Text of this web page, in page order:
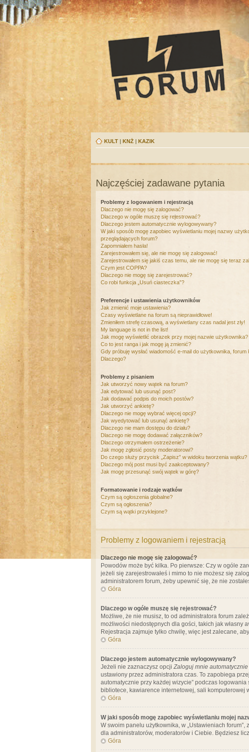
KULT | KNŻ | KAZIK
Najczęściej zadawane pytania
Problemy z logowaniem i rejestracją
Dlaczego nie mogę się zalogować?
Dlaczego w ogóle muszę się rejestrować?
Dlaczego jestem automatycznie wylogowywany?
W jaki sposób mogę zapobiec wyświetlaniu mojej nazwy
przeglądających forum?
Zapomniałem hasła!
Zarejestrowałem się, ale nie mogę się zalogować!
Zarejestrowałem się jakiś czas temu, ale nie mogę się teraz
Czym jest COPPA?
Dlaczego nie mogę się zarejestrować?
Co robi funkcja „Usuń ciasteczka”?
Preferencje i ustawienia użytkowników
Jak zmienić moje ustawienia?
Czasy wyświetlane na forum są nieprawidłowe!
Zmieniłem strefę czasową, a wyświetlany czas nadal jest zły!
My language is not in the list!
Jak mogę wyświetlić obrazek przy mojej nazwie użytkownika?
Co to jest ranga i jak mogę ją zmienić?
Gdy próbuję wysłać wiadomość e-mail do użytkownika, forum
Dlaczego?
Problemy z pisaniem
Jak utworzyć nowy wątek na forum?
Jak edytować lub usunąć post?
Jak dodawać podpis do moich postów?
Jak utworzyć ankietę?
Dlaczego nie mogę wybrać więcej opcji?
Jak wyedytować lub usunąć ankietę?
Dlaczego nie mam dostępu do działu?
Dlaczego nie mogę dodawać załączników?
Dlaczego otrzymałem ostrzeżenie?
Jak mogę zgłosić posty moderatorowi?
Do czego służy przycisk „Zapisz” w widoku tworzenia wątku?
Dlaczego mój post musi być zaakceptowany?
Jak mogę przesunąć swój wątek w górę?
Formatowanie i rodzaje wątków
Czym są ogłoszenia globalne?
Czym są ogłoszenia?
Czym są wątki przyklejone?
Problemy z logowaniem i rejestracją
Dlaczego nie mogę się zalogować?
Powodów może być kilka. Po pierwsze: Czy w ogóle
jeżeli się zarejestrowałeś i mimo to nie możesz się
administratorem forum, żeby upewnić się, że nie
Góra
Dlaczego w ogóle muszę się rejestrować?
Możliwe, że nie musisz, to od administratora forum
możliwości niedostępnych dla gości, takich jak własny
Rejestracja zajmuje tylko chwilę, więc jest zalecane,
Góra
Dlaczego jestem automatycznie wylogowywany?
Jeżeli nie zaznaczysz opcji Zaloguj mnie
ustawiony przez administratora czas. To zapobiega
automatycznie przy każdej wizycie” podczas
bibliotece, kawiarence internetowej, sali komputerowej
Góra
W jaki sposób mogę zapobiec wyświetlaniu mojej
W swoim panelu użytkownika, w „Ustawieniach forum”,
dla administratorów, moderatorów i Ciebie. Będziesz
Góra